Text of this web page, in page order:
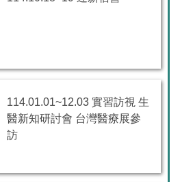
114.01.01~12.03 實習訪視 生
醫新知研討會 台灣醫療展參
訪